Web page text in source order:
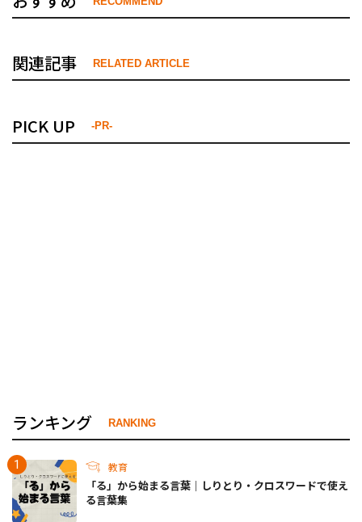
関連記事 RELATED ARTICLE
PICK UP -PR-
ランキング RANKING
教育
「る」から始まる言葉｜しりとり・クロスワードで使え
る言葉集